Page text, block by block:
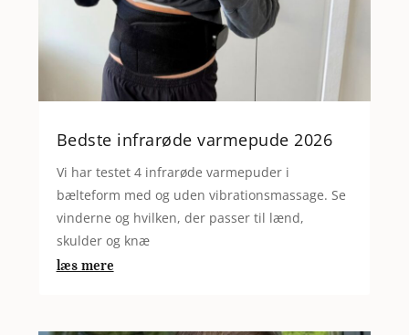
Bedste infrarøde varmepude 2026
Vi har testet 4 infrarøde varmepuder i
bælteform med og uden vibrationsmassage. Se
vinderne og hvilken, der passer til lænd,
skulder og knæ
læs mere